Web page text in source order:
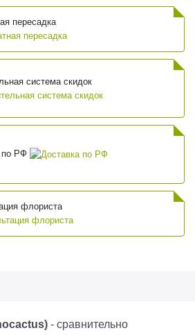
пересадка
система скидок
по РФ
флориста
) - сравнительно